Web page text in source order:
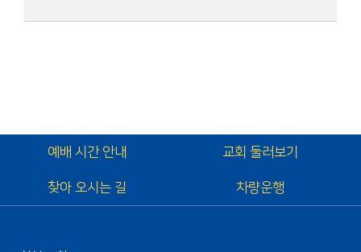
예배 시간 안내 교회 둘러보기
찾아 오시는 길 차량운행